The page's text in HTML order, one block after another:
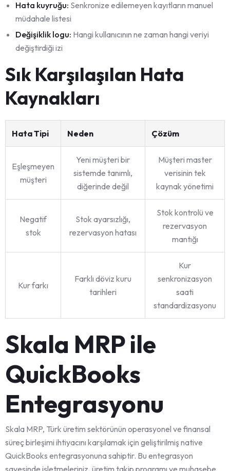
Hata kuyruğu: Senkronize edilemeyen kayıtların manuel
müdahale listesi
Değişiklik logu: Hangi kullanıcının ne zaman hangi veriyi
değiştirdiği izi
Sık Karşılaşılan Hata
Kaynakları
Hata Tipi Neden Çözüm
Eşleşmeyen
müşteri
Yeni müşteri bir
sistemde tanımlı,
diğerinde değil
Müşteri master
verisinin tek
kaynak yönetimi
Negatif
stok
Stok ayarsızlığı,
rezervasyon hatası
Stok kontrolü ve
rezervasyon
mantığı
Kur farkı
Farklı döviz kuru
tarihleri
Kur
senkronizasyon
saati
standardizasyonu
Skala MRP ile
QuickBooks
Entegrasyonu
Skala MRP, Türk üretim sektörünün operasyonel ve finansal
süreç birleşimi ihtiyacını karşılamak için geliştirilmiş native
QuickBooks entegrasyonuna sahiptir. Bu entegrasyon
sayesinde işletmeleriniz, üretim takip programı ve muhasebe